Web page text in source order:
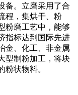
备。立磨采用了合
程，集烘干、粉
粉磨工艺中，能够
指标达到国际先进
金、化工、非金属
型制粉加工，将块
粉状物料。